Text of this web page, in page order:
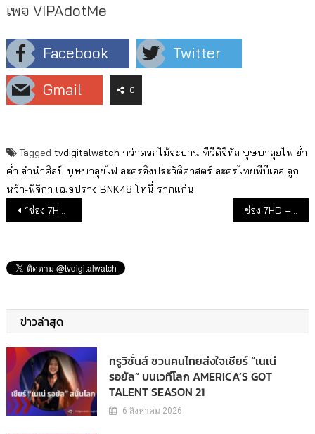
เพจ VIPAdotMe
Facebook
Twitter
Gmail
0
Tagged tvdigitalwatch กว่าดอกไม้จะบาน ทีวีดิจิทัล บุษบาลุยไฟ ย่ำ
ค่ำ ลำนำศิลป์ บุษบาลุยไฟ ละครอิงประวัติศาสตร์ ละครไทยพีบีเอส ลูก
หว้า-พิจิกา เฌอปราง BNK48 โทนี่ รากแก่น
แนะแนวเรื่อง
“ช่อง 7HD” ปักหมุดละครใหม่ เปิดโผนักแสดง “กุหลาบเล่นไฟ-ภูเขาเงาพยัคฆ์” ช่อง 7HD – เทโรฯ จัดเต็มถ่ายทอด “วอลเลย์บอล เนชันส์ ลีก (VNL 2023 – 2024)” #ตบลั่นจอที่7HD เริ่ม 30 พ.ค.นี้
ข่าวล่าสุด
ทรูวิชั่นส์ ชวนคนไทยส่งใจเชียร์ “เนเน่
รอยัล” บนเวทีโลก AMERICA’S GOT
TALENT SEASON 21
6 สิงหาคม 2026